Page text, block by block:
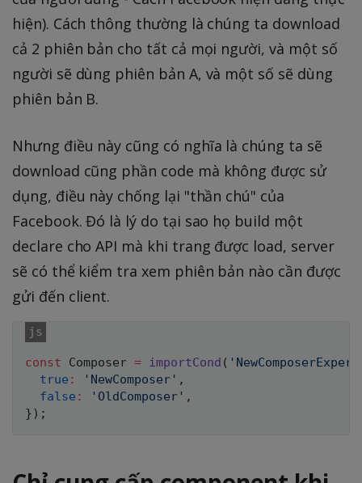
hiện). Cách thông thường là chúng ta download
cả 2 phiên bản cho tất cả mọi người, và một số
người sẽ dùng phiên bản A, và một số sẽ dùng
phiên bản B.
Nhưng điều này cũng có nghĩa là chúng ta sẽ
download cũng phần code mà không được sử
dụng, điều này chống lại "thần chú" của
Facebook. Đó là lý do tại sao họ build một
declare cho API mà khi trang được load, server
sẽ có thể kiểm tra xem phiên bản nào cần được
gửi đến client.
const Composer = importCond (
true : 'NewComposer' ,
false : 'OldComposer' ,
} ) ;